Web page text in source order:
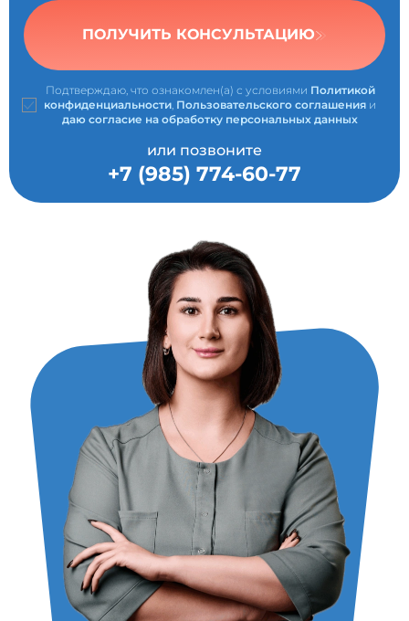
ПОЛУЧИТЬ КОНСУЛЬТАЦИЮ
Подтверждаю, что ознакомлен(а) с условиями Политикой
конфиденциальности, Пользовательского соглашения и
даю согласие на обработку персональных данных
или позвоните
+7 (985) 774-60-77